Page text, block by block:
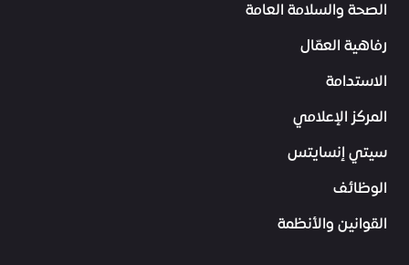
الصحة والسلامة العامة
رفاهية العمّال
الاستدامة
المركز الإعلامي
سيتي إنسايتس
الوظائف
القوانين والأنظمة